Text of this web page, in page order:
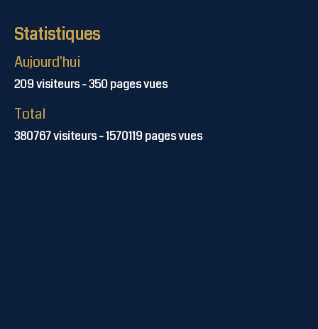
Statistiques
Aujourd'hui
209visiteurs -350pages vues
Total
380767visiteurs -1570119pages vues